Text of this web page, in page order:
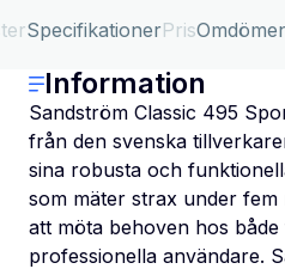
SpecifikationerPris
Information
Sandström Classic 495
från den svenska
sina robusta och
som mäter strax under
att möta behoven hos
professionella användare.